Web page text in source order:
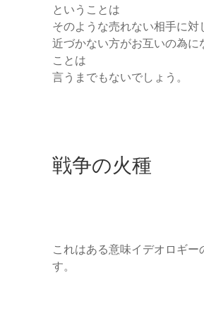
ということは
そのような売れない相手に対
近づかない方がお互いの為に
ことは
言うまでもないでしょう。
戦争の火種
これはある意味イデオロギー
す。